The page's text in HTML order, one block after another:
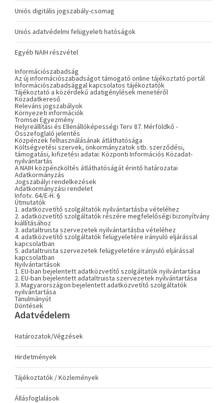
Uniós digitális jogszabály-csomag
Uniós adatvédelmi felügyeleti hatóságok
Egyéb NAIH részvétel
Információszabadság
Az új információszabadságot támogató online tájékoztató portál
Információszabadsággal kapcsolatos tájékoztatók
Tájékoztató a közérdekű adatigénylések menetéről
Közadatkereső
Releváns jogszabályok
Környezeti információk
Tromsøi Egyezmény
Helyreállítási és Ellenállóképességi Terv 87. Mérföldkő -
Összefoglaló jelentés
Közpénzek felhasználásának átláthatósága
Költségvetési szervek, önkormányzatok stb. szerződési,
támogatási, kifizetési adatai: Központi Információs Közadat-
nyilvántartás
A NAIH közpénzköltés átláthatóságát érintő határozatai
Adatkormányzás
Jogszabályi rendelkezések
Adatkormányzási rendelet
Infotv. 64/E-H. §
Útmutatók
1. adatközvetítő szolgáltatók nyilvántartásba vételéhez
2. adatközvetítő szolgáltatók részére megfelelőségi bizonyítvány
kiállításához
3. adataltruista szervezetek nyilvántartásba vételéhez
4. adatközvetítő szolgáltatók felügyeletére irányuló eljárással
kapcsolatban
5. adataltruista szervezetek felügyeletére irányuló eljárással
kapcsolatban
Nyilvántartások
1. EU-ban bejelentett adatközvetítő szolgáltatók nyilvántartása
2. EU-ban bejelentett adataltruista szervezetek nyilvántartása
3. Magyarországon bejelentett adatközvetítő szolgáltatók
nyilvántartása
Tanulmányút
Döntések
Adatvédelem
Határozatok/Végzések
Hirdetmények
Tájékoztatók / Közlemények
Állásfoglalások